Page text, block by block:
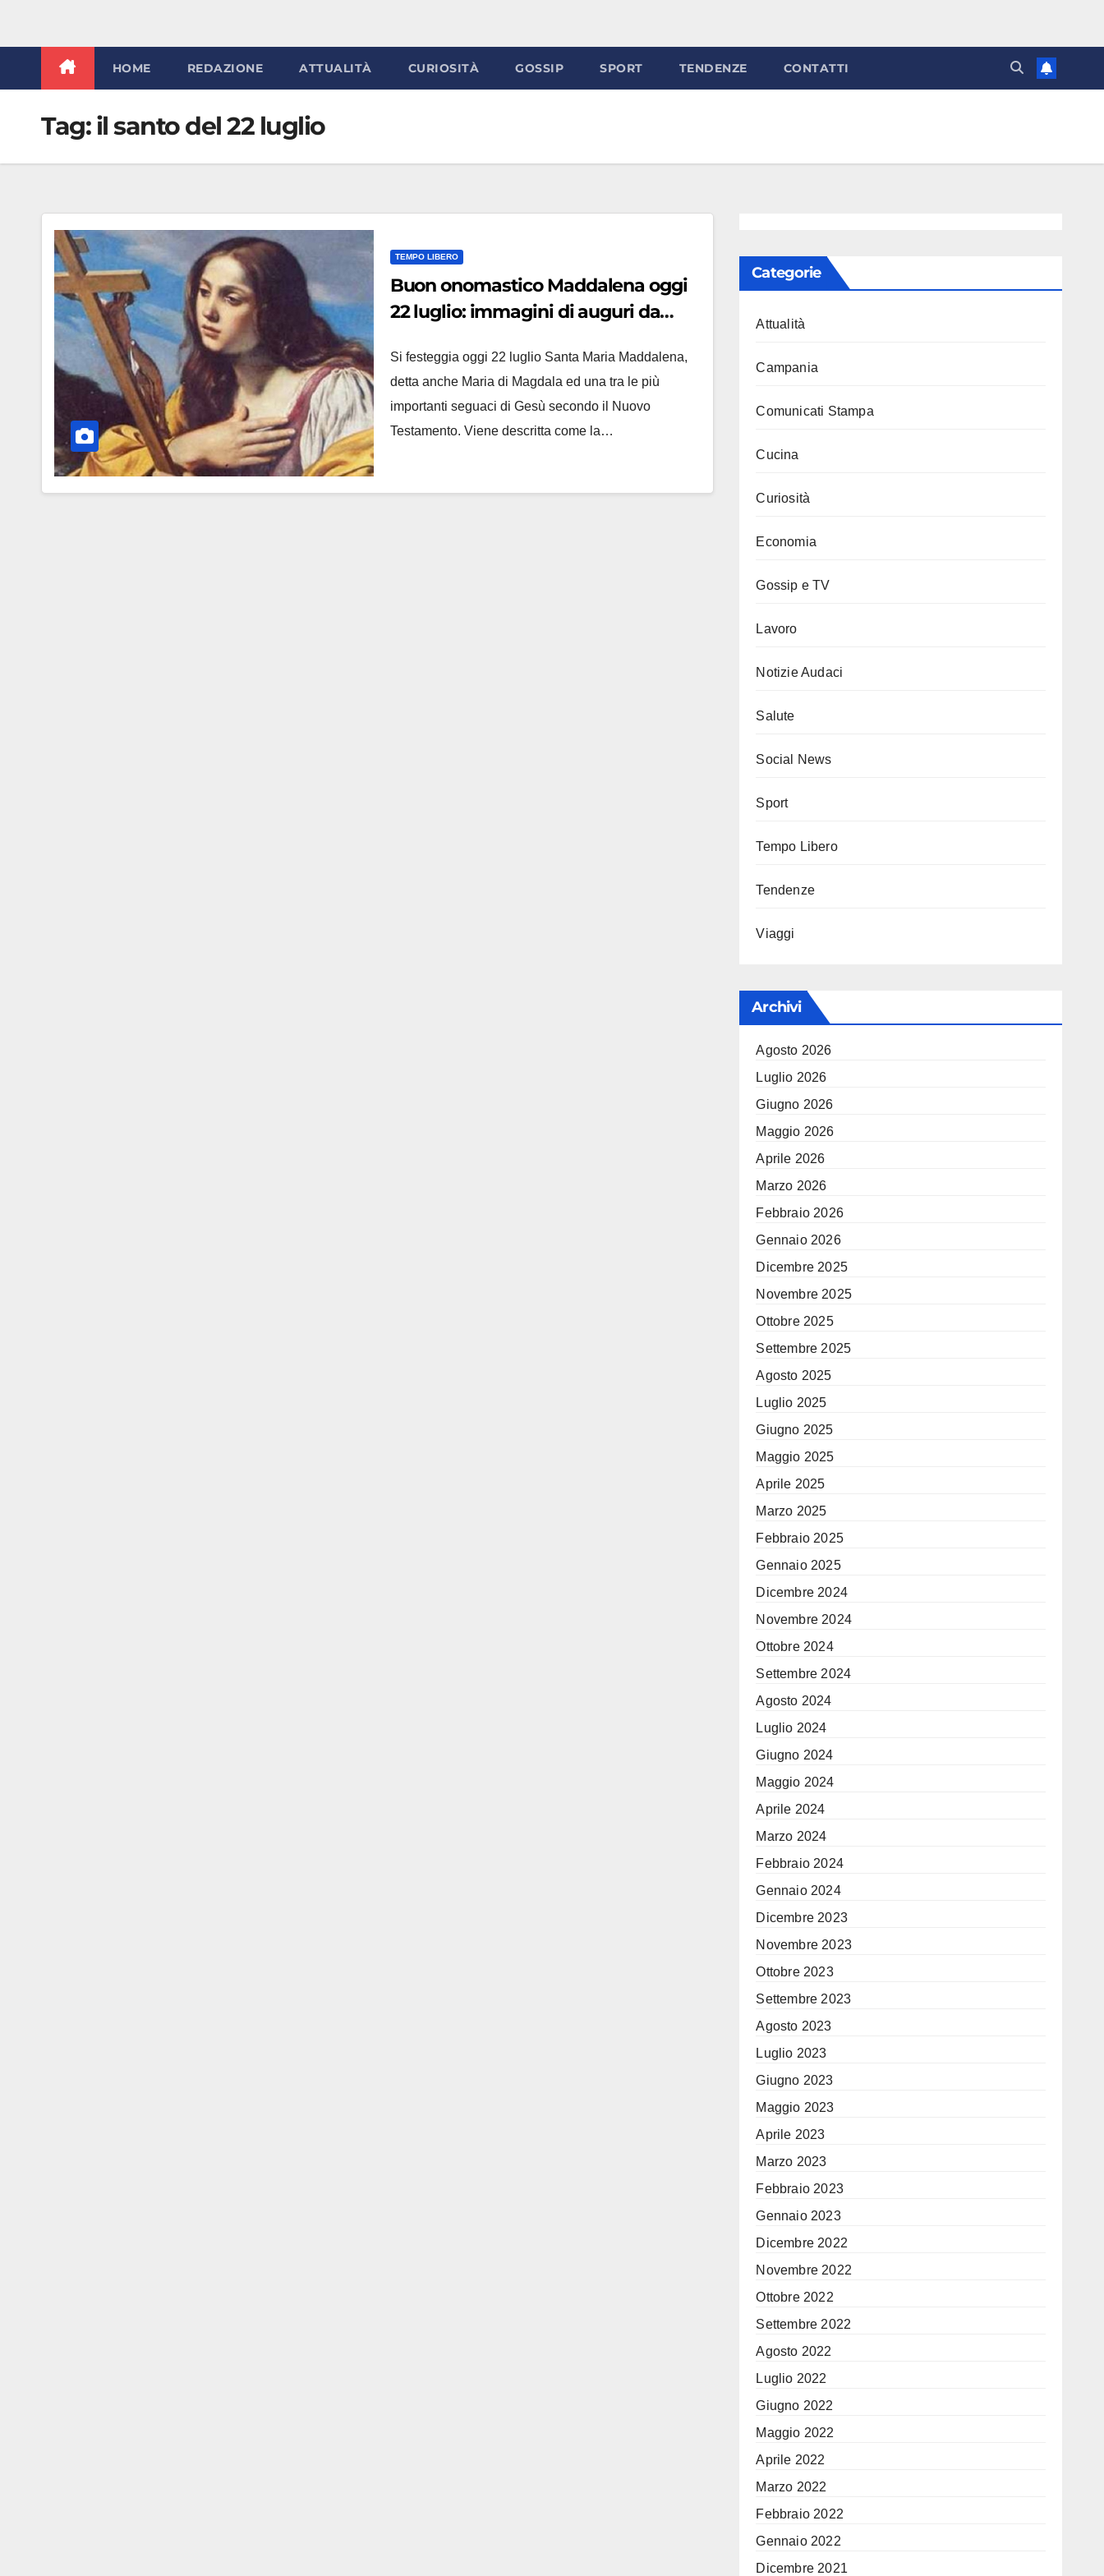
HOME REDAZIONE ATTUALITÀ CURIOSITÀ GOSSIP SPORT TENDENZE CONTATTI
Tag:il santo del 22 luglio
TEMPO LIBERO
Buon onomastico Maddalena oggi
22 luglio: immagini di auguri da
Si festeggia oggi 22 luglio Santa Maria Maddalena,
detta anche Maria di Magdala ed una tra le più
importanti seguaci di Gesù secondo il Nuovo
Testamento. Viene descritta come la…
Categorie
Attualità
Campania
Comunicati Stampa
Cucina
Curiosità
Economia
Gossip e TV
Lavoro
Notizie Audaci
Salute
Social News
Sport
Tempo Libero
Tendenze
Viaggi
Archivi
Agosto 2026
Luglio 2026
Giugno 2026
Maggio 2026
Aprile 2026
Marzo 2026
Febbraio 2026
Gennaio 2026
Dicembre 2025
Novembre 2025
Ottobre 2025
Settembre 2025
Agosto 2025
Luglio 2025
Giugno 2025
Maggio 2025
Aprile 2025
Marzo 2025
Febbraio 2025
Gennaio 2025
Dicembre 2024
Novembre 2024
Ottobre 2024
Settembre 2024
Agosto 2024
Luglio 2024
Giugno 2024
Maggio 2024
Aprile 2024
Marzo 2024
Febbraio 2024
Gennaio 2024
Dicembre 2023
Novembre 2023
Ottobre 2023
Settembre 2023
Agosto 2023
Luglio 2023
Giugno 2023
Maggio 2023
Aprile 2023
Marzo 2023
Febbraio 2023
Gennaio 2023
Dicembre 2022
Novembre 2022
Ottobre 2022
Settembre 2022
Agosto 2022
Luglio 2022
Giugno 2022
Maggio 2022
Aprile 2022
Marzo 2022
Febbraio 2022
Gennaio 2022
Dicembre 2021